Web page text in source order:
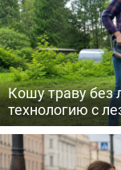
Кошу траву без
технологию с